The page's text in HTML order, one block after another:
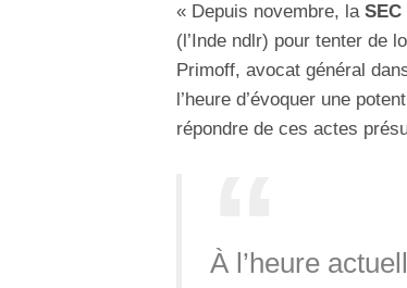
« Depuis novembre, la SEC
(l’Inde ndlr) pour tenter de
Primoff, avocat général
l’heure d’évoquer une
répondre de ces actes
À l’heure